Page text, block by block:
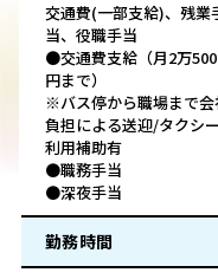
交通費(一部支給)、残業
当、役職手当
●交通費支給（月2万
円まで）
※バス停から職場まで会
負担による送迎/タクシー
利用補助有
●職務手当
●深夜手当
勤務時間